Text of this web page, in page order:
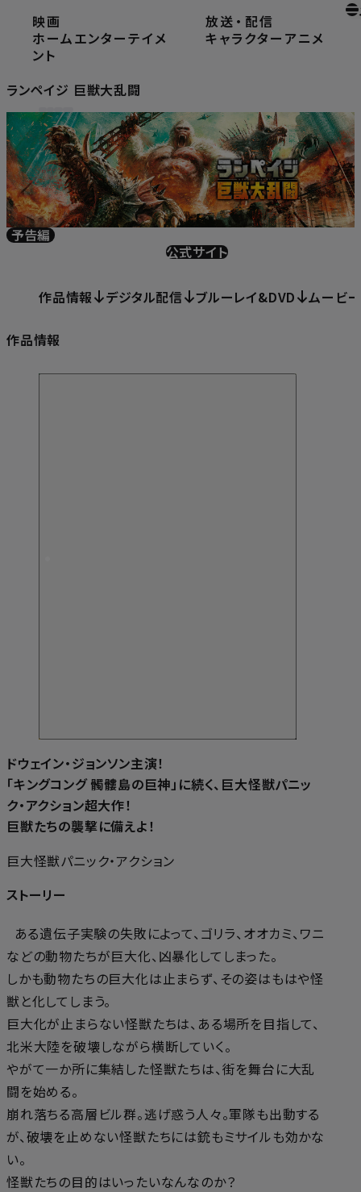
映画
ホームエンターテイメ
ント
放送 ・ 配信
キャラクター アニメ
ホームエンターテイメント
ランペイジ 巨獣大乱闘
ランペイジ 巨獣大乱闘
予告編
公式サイト
作品情報 デジタル配信 ブルーレイ&DVD ムービー
作品情報
ドウェイン・ジョンソン主演！
「キングコング 髑髏島の巨神」に続く、巨大怪獣パニッ
ク・アクション超大作！
巨獣たちの襲撃に備えよ！
巨大怪獣パニック・アクション
ストーリー
ある遺伝子実験の失敗によって、ゴリラ、オオカミ、ワニ
などの動物たちが巨大化、凶暴化してしまった。
しかも動物たちの巨大化は止まらず、その姿はもはや怪
獣と化してしまう。
巨大化が止まらない怪獣たちは、ある場所を目指して、
北米大陸を破壊しながら横断していく。
やがて一か所に集結した怪獣たちは、街を舞台に大乱
闘を始める。
崩れ落ちる高層ビル群。逃げ惑う人々。軍隊も出動する
が、破壊を止めない怪獣たちには銃もミサイルも効かな
い。
怪獣たちの目的はいったいなんなのか？